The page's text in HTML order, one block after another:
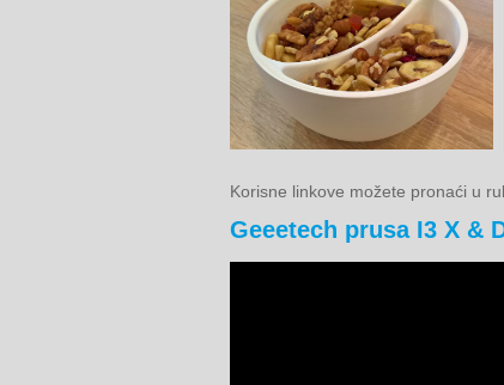
Korisne linkove možete pronaći u
Geeetech prusa I3 X &